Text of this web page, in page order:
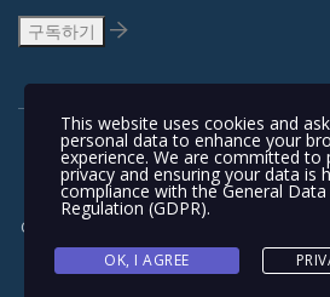
Copyright © 1991-2018 | 경기도 안양시 흥
벤처다임) 우: 14059 | T +82-31-478-
NEOKOREA TRADING COMPANY
This website uses cookies and
personal data to enhance your
experience. We are committed to
privacy and ensuring your data is
compliance with theGeneral
Regulation (GDPR).
OK, I AGREE